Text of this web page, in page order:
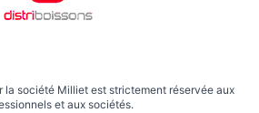
la société Milliet est strictement réservée aux
et aux sociétés.